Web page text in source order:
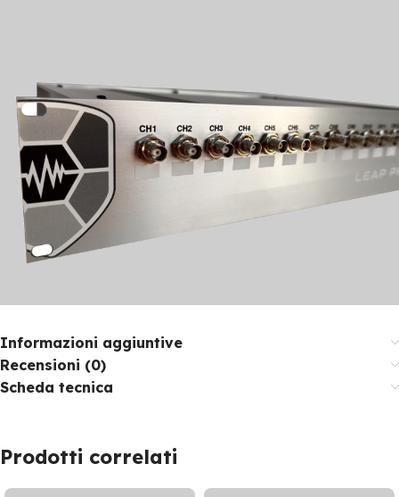
Informazioni aggiuntive
Recensioni (0)
Scheda tecnica
Prodotti correlati